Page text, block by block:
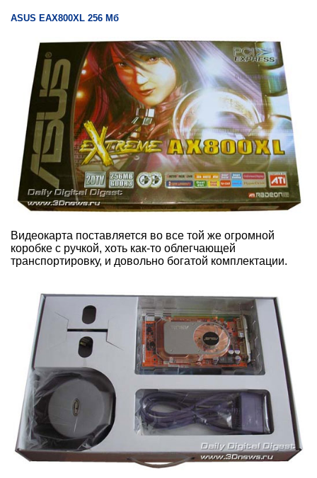
ASUS EAX800XL 256 Мб
Видеокарта поставляется во все той же огромной
коробке с ручкой, хоть как-то облегчающей
транспортировку, и довольно богатой комплектации.